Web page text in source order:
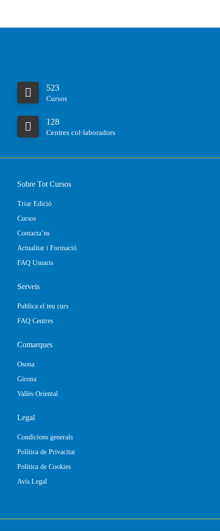
523
Cursos
128
Centres col·laboradors
Sobre Tot Cursos
Triar Edició
Cursos
Contacta’ns
Actualitat i Formació
FAQ Usuaris
Serveis
Publica el teu curs
FAQ Centres
Comarques
Osona
Girona
Vallès Oriental
Legal
Condicions generals
Política de Privacitat
Política de Cookies
Avís Legal